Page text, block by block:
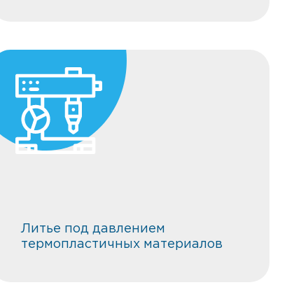
Литье под давлением
термопластичных материалов
Литье под давлением
термопластичных материалов